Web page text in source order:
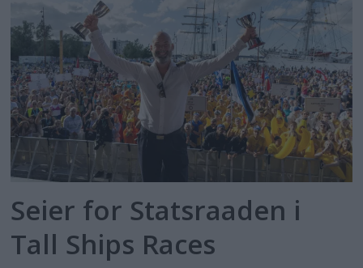
Seier for Statsraaden i
Tall Ships Races